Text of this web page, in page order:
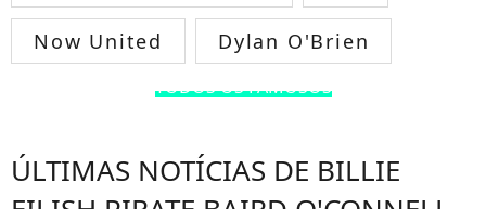
Now United Dylan O'Brien
TODOS OS FAMOSOS
ÚLTIMAS NOTÍCIAS DE BILLIE